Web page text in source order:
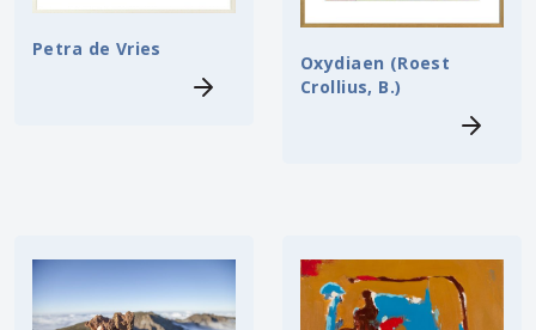
Petra de Vries
Oxydiaen (Roest
Crollius, B.)